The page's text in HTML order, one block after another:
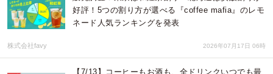
好評！5つの割り方が選べる『coffee mafia』のレモ
ネード人気ランキングを発表
株式会社favy 2026年07月17日 06時
【7/13】コーヒーもお酒も、全ドリンクいつでも最